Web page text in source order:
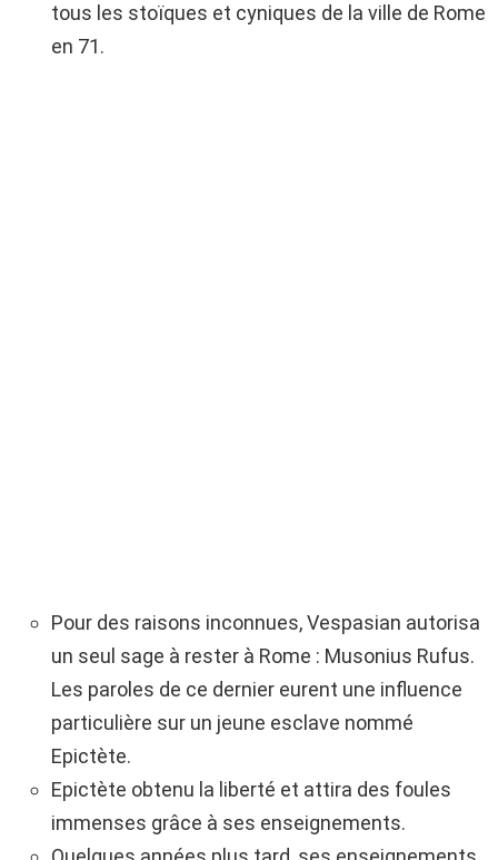
tous les stoïques et cyniques de la ville de Rome
en 71.
Pour des raisons inconnues, Vespasian autorisa
un seul sage à rester à Rome : Musonius Rufus.
Les paroles de ce dernier eurent une influence
particulière sur un jeune esclave nommé
Epictète.
Epictète obtenu la liberté et attira des foules
immenses grâce à ses enseignements.